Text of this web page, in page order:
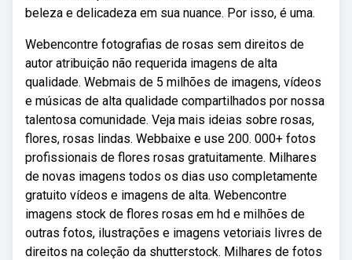
beleza e delicadeza em sua nuance. Por isso, é uma.
Webencontre fotografias de rosas sem direitos de
autor atribuição não requerida imagens de alta
qualidade. Webmais de 5 milhões de imagens, vídeos
e músicas de alta qualidade compartilhados por nossa
talentosa comunidade. Veja mais ideias sobre rosas,
flores, rosas lindas. Webbaixe e use 200. 000+ fotos
profissionais de flores rosas gratuitamente. Milhares
de novas imagens todos os dias uso completamente
gratuito vídeos e imagens de alta. Webencontre
imagens stock de flores rosas em hd e milhões de
outras fotos, ilustrações e imagens vetoriais livres de
direitos na coleção da shutterstock. Milhares de fotos